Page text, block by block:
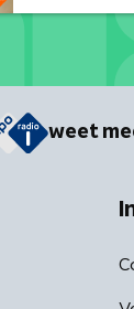
weet